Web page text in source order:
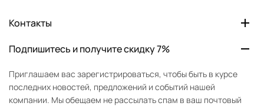
Контакты
Подпишитесь и получите скидку 7%
Приглашаем вас зарегистрироваться, чтобы быть в курсе
последних новостей, предложений и событий нашей
компании. Мы обещаем не рассылать спам в ваш почтовый